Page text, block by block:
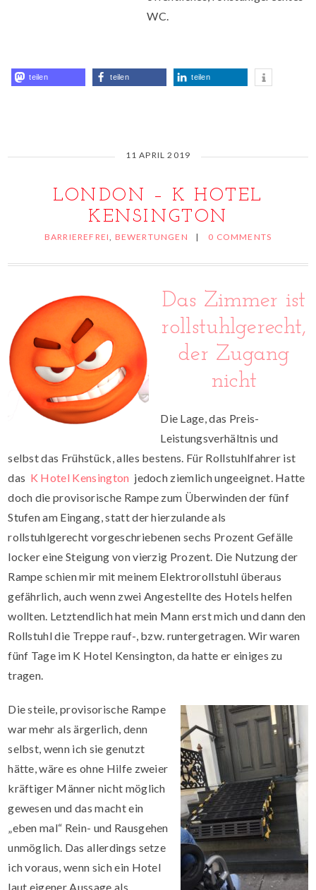
WC.
teilen teilen teilen
11 APRIL 2019
LONDON – K HOTEL
KENSINGTON
BARRIEREFREI BEWERTUNGEN | 0 COMMENTS
Das Zimmer ist
rollstuhlgerecht,
der Zugang
nicht
Die Lage, das Preis-
Leistungsverhältnis und
selbst das Frühstück, alles bestens. Für Rollstuhlfahrer ist
das K Hotel Kensington jedoch ziemlich ungeeignet. Hatte
doch die provisorische Rampe zum Überwinden der fünf
Stufen am Eingang, statt der hierzulande als
rollstuhlgerecht vorgeschriebenen sechs Prozent Gefälle
locker eine Steigung von vierzig Prozent. Die Nutzung der
Rampe schien mir mit meinem Elektrorollstuhl überaus
gefährlich, auch wenn zwei Angestellte des Hotels helfen
wollten. Letztendlich hat mein Mann erst mich und dann den
Rollstuhl die Treppe rauf-, bzw. runtergetragen. Wir waren
fünf Tage im K Hotel Kensington, da hatte er einiges zu
tragen.
Die steile, provisorische Rampe
war mehr als ärgerlich, denn
selbst, wenn ich sie genutzt
hätte, wäre es ohne Hilfe zweier
kräftiger Männer nicht möglich
gewesen und das macht ein
„eben mal“ Rein- und Rausgehen
unmöglich. Das allerdings setze
ich voraus, wenn sich ein Hotel
laut eigener Aussage als